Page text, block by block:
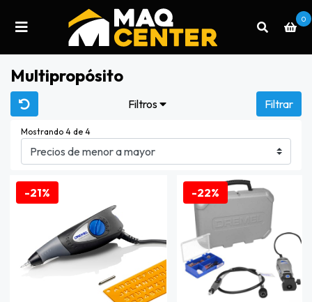
0
Multipropósito
Filtros Filtrar
Mostrando 4 de 4
-21% -22%